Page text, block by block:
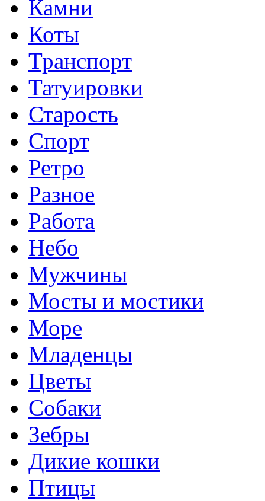
Камни
Коты
Транспорт
Татуировки
Старость
Спорт
Ретро
Разное
Работа
Небо
Мужчины
Мосты и мостики
Море
Младенцы
Цветы
Собаки
Зебры
Дикие кошки
Птицы